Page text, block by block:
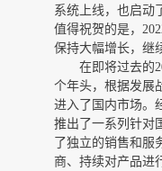
系统上线，也启动
值得祝贺的是，
保持大幅增长，继
在即将过去的
个年头，根据发展
进入了国内市场。
推出了一系列针对
了独立的销售和服
商、持续对产品进